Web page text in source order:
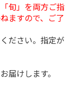
旬」を両方ご指
ますので、ご了
ださい。指定が
けします。